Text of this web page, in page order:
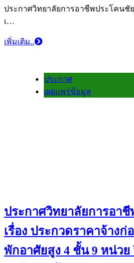
ประกาศวิทยาลัยการอาชีพประโคนชั
เ…
เพิ่มเติม..
ประกาศ
เผยแพร่ข้อมูล
ประกาศวิทยาลัยการอา
เรื่อง ประกวดราคาจ้างก่
พักอาศัยสูง 4 ชั้น 9 หน่วย